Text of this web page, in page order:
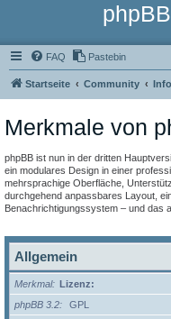
FAQ Pastebin
Startseite Community
Merkmale von
phpBB ist nun in der dritten
ein modulares Design in einer
mehrsprachige Oberfläche,
durchgehend anpassbares Layout,
Benachrichtigungssystem – und das
Allgemein
Merkmal
Lizenz:
phpBB 3.2
GPL